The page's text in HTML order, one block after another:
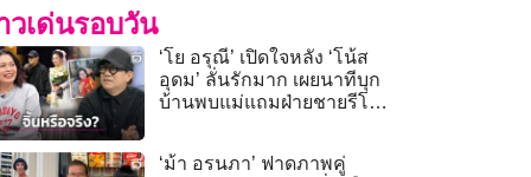
วเด่นรอบวัน
‘โย อรุณี’ เปิดใจหลัง ‘โน้ส
อุดม’ ลั่นรักมาก เผยนาทีบุก
บ้านพบแม่แถมฝ่ายชายรีโน
‘ม้า อรนภา’ ฟาดภาพคู่